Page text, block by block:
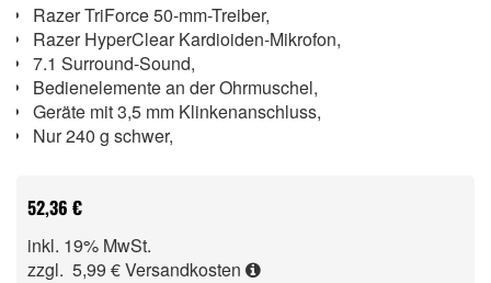
Razer TriForce 50-mm-Treiber,
Razer HyperClear Kardioiden-Mikrofon,
7.1 Surround-Sound,
Bedienelemente an der Ohrmuschel,
Geräte mit 3,5 mm Klinkenanschluss,
Nur 240 g schwer,
52,36 €
inkl. 19% MwSt.
zzgl. 5,99 €Versandkosten